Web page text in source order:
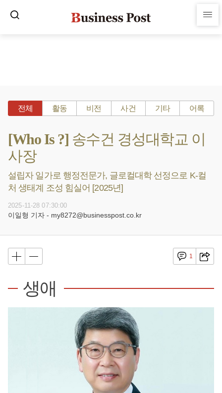
전체 활동 비전 사건 기타 어록
[Who Is ?] 송수건 경성대학교 이
사장
설립자 일가로 행정전문가, 글로컬대학 선정으로 K-컬
처 생태계 조성 힘실어 [2025년]
2025-11-28 07:30:00
이일형 기자 - my8272@businesspost.co.kr
1
생애